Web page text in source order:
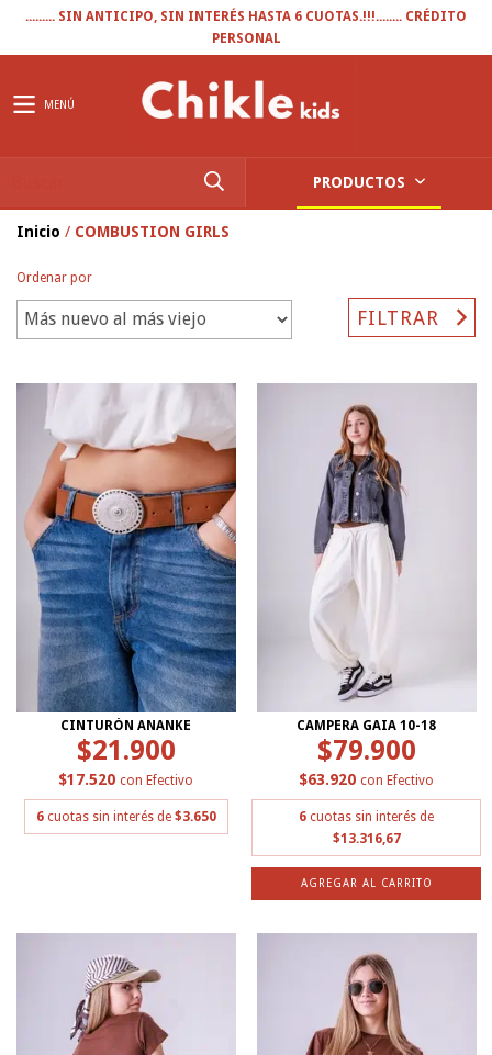
......... SIN ANTICIPO, SIN INTERÉS HASTA 6 CUOTAS.!!!........ CRÉDITO
PERSONAL
MENÚ
PRODUCTOS
Inicio / COMBUSTION GIRLS
Ordenar por
FILTRAR
CINTURÓN ANANKE
$21.900
$17.520 con Efectivo
6 cuotas sin interés de $3.650
CAMPERA GAIA 10-18
$79.900
$63.920 con Efectivo
6 cuotas sin interés de
$13.316,67
AGREGAR AL CARRITO